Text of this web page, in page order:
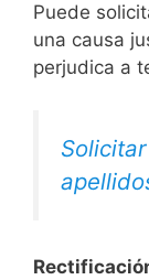
Puede
una causa
perjudica a